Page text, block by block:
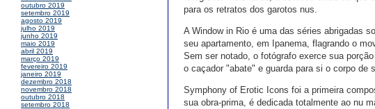
outubro 2019
setembro 2019
agosto 2019
julho 2019
junho 2019
maio 2019
abril 2019
março 2019
fevereiro 2019
janeiro 2019
dezembro 2018
novembro 2018
outubro 2018
setembro 2018
para os retratos dos garotos nus.
A Window in Rio é uma das séries abrigadas
seu apartamento, em Ipanema, flagrando o
Sem ser notado, o fotógrafo exerce sua
o caçador "abate" e guarda para si o corpo de
Symphony of Erotic Icons foi a primeira
sua obra-prima, é dedicada totalmente ao nu